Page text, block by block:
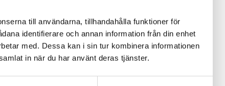
till användarna, tillhandahålla funktioner för
identifierare och annan information från din enhet
med. Dessa kan i sin tur kombinera informationen
in när du har använt deras tjänster.